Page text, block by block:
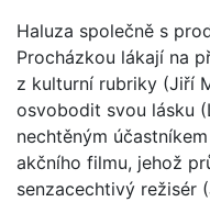
Haluza společně s
Procházkou lákají na
z kulturní rubriky (Jiří
osvobodit svou lásku
nechtěným
akčního filmu, jehož
senzacechtivý režisér